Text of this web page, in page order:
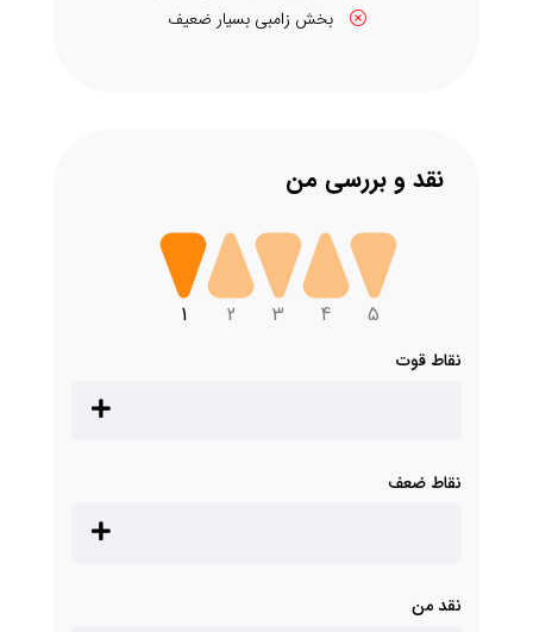
بخش زامبی بسیار ضعیف
نقد و بررسی من
1 2 3 4 5
نقاط قوت
نقاط ضعف
نقد من